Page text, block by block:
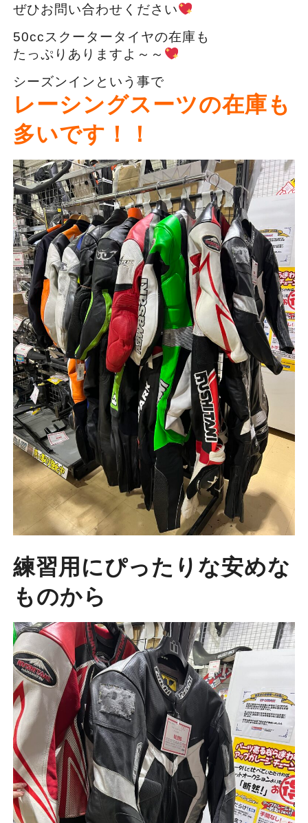
ぜひお問い合わせください
50ccスクータータイヤの在庫も
たっぷりありますよ～～
シーズンインという事で
レーシングスーツの在庫も
多いです！！
練習用にぴったりな安めな
ものから